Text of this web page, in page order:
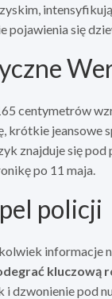
pojawienia się
centymetrów
krótkie jeansowe
znajduje się
po 11 maja.
policji
informacje
kluczową
i dzwonienie pod